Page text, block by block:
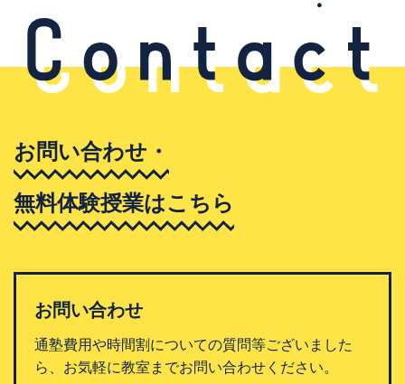
お問い合わせ・
無料体験授業はこちら
お問い合わせ
通塾費用や時間割についての質問等ございました
ら、お気軽に教室までお問い合わせください。